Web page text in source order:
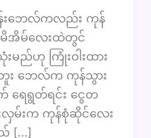
န်းဘေလ်ကလည်း ကုန်
မိမိအိမ်လေးထဲတွင်
မည်ဟု ကြုံးဝါးထား
း ဘေလ်က ကုန်သွား
ရေရွတ်ရင်း ငွေတ
လှမ်းက ကုန်စုံဆိုင်လေး
[…]